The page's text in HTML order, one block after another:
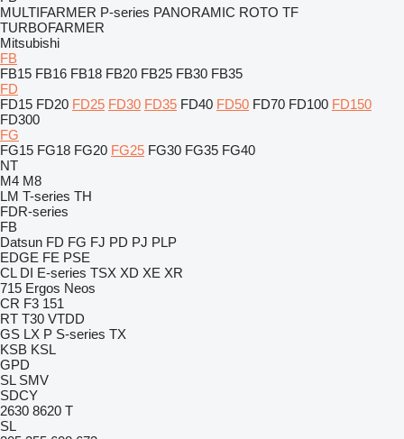
MULTIFARMER P-series PANORAMIC ROTO TF
TURBOFARMER
Mitsubishi
FB
FB15 FB16 FB18 FB20 FB25 FB30 FB35
FD
FD15 FD20 FD25 FD30 FD35 FD40 FD50 FD70 FD100 FD150
FD300
FG
FG15 FG18 FG20 FG25 FG30 FG35 FG40
NT
M4 M8
LM T-series TH
FDR-series
FB
Datsun FD FG FJ PD PJ PLP
EDGE FE PSE
CL DI E-series TSX XD XE XR
715 Ergos Neos
CR F3 151
RT T30 VTDD
GS LX P S-series TX
KSB KSL
GPD
SL SMV
SDCY
2630 8620 T
SL